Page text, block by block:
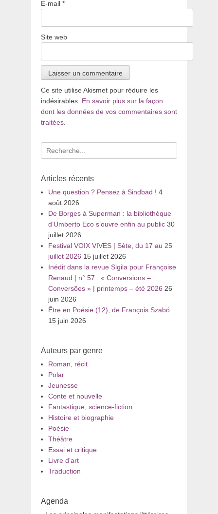
E-mail *
Site web
Ce site utilise Akismet pour réduire les
indésirables. En savoir plus sur la façon
dont les données de vos commentaires sont
traitées
Recherche
pour
Articles récents
Une question ? Pensez à Sindbad ! 4
août 2026
De Borges à Superman : la bibliothèque
d’Umberto Eco s’ouvre enfin au public 30
juillet 2026
Festival VOIX VIVES | Sète, du 17 au 25
juillet 2026 15 juillet 2026
Inédit dans la revue Sigila pour Françoise
Renaud | n° 57 : « Conversions –
Conversões » | printemps – été 2026 26
juin 2026
Être en Poésie (12), de François Szabó
15 juin 2026
Auteurs par genre
Roman, récit
Polar
Jeunesse
Conte et nouvelle
Fantastique, science-fiction
Histoire et biographie
Poésie
Théâtre
Essai et critique
Livre d’art
Traduction
Agenda